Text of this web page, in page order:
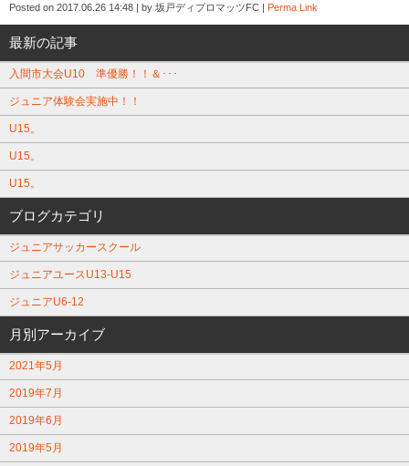
Posted on 2017.06.26 14:48 | by 坂戸ディプロマッツFC | Perma Link
最新の記事
入間市大会U10 準優勝！！＆･･･
ジュニア体験会実施中！！
U15。
U15。
U15。
ブログカテゴリ
ジュニアサッカースクール
ジュニアユースU13-U15
ジュニアU6-12
月別アーカイブ
2021年5月
2019年7月
2019年6月
2019年5月